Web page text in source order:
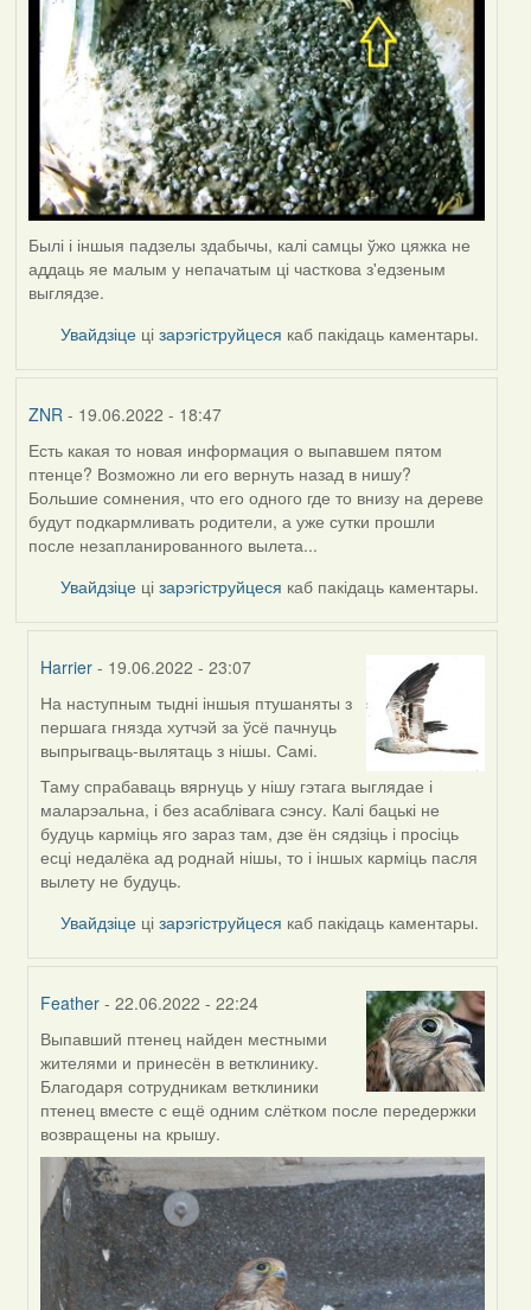
Былі і іншыя падзелы здабычы, калі самцы ўжо цяжка не
аддаць яе малым у непачатым ці часткова з'едзеным
выглядзе.
Увайдзіце цізарэгіструйцеся каб пакідаць каментары.
ZNR - 19.06.2022 - 18:47
Есть какая то новая информация о выпавшем пятом
птенце? Возможно ли его вернуть назад в нишу?
Большие сомнения, что его одного где то внизу на дереве
будут подкармливать родители, а уже сутки прошли
после незапланированного вылета...
Увайдзіце цізарэгіструйцеся каб пакідаць каментары.
Harrier - 19.06.2022 - 23:07
In
reply
to
by
ZNR
На наступным тыдні іншыя птушаняты з
першага гнязда хутчэй за ўсё пачнуць
выпрыгваць-вылятаць з нішы. Самі.
Таму спрабаваць вярнуць у нішу гэтага выглядае і
маларэальна, і без асаблівага сэнсу. Калі бацькі не
будуць карміць яго зараз там, дзе ён сядзіць і просіць
есці недалёка ад роднай нішы, то і іншых карміць пасля
вылету не будуць.
Увайдзіце цізарэгіструйцеся каб пакідаць каментары.
Feather - 22.06.2022 - 22:24
In
reply
to
by
ZNR
Выпавший птенец найден местными
жителями и принесён в ветклинику.
Благодаря сотрудникам ветклиники
птенец вместе с ещё одним слётком после передержки
возвращены на крышу.